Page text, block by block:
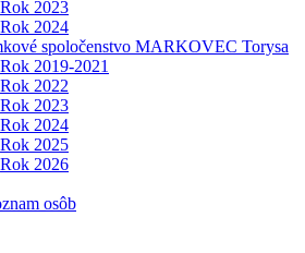
Rok 2023
Rok 2024
spoločenstvo MARKOVEC Torysa
Rok 2019-2021
Rok 2022
Rok 2023
Rok 2024
Rok 2025
Rok 2026
osôb